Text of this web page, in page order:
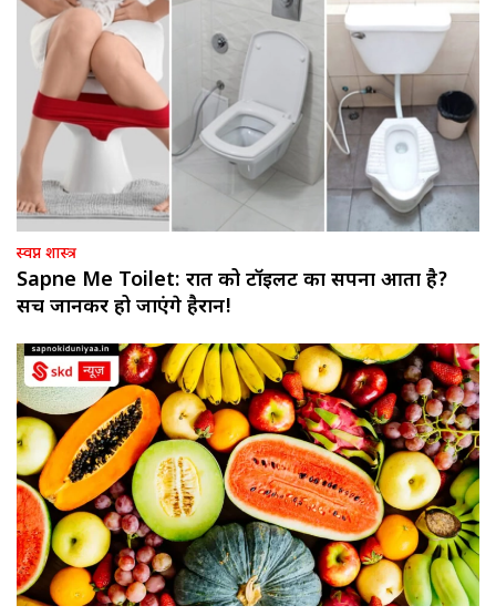
स्वप्न शास्त्र
Sapne Me Toilet: रात को टॉइलट का सपना आता है?
सच जानकर हो जाएंगे हैरान!